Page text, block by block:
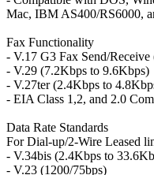
Mac, IBM AS400/RS6000,
Fax Functionality
- V.17 G3 Fax Send/
- V.29 (7.2Kbps to 9.6Kbps)
- V.27ter (2.4Kbps to
- EIA Class 1,2, and 2.0
Data Rate Standards
For Dial-up/2-Wire Leased
- V.34bis (2.4Kbps to
- V.23 (1200/75bps)